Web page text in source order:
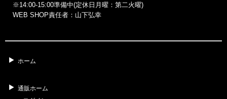
※14:00‐15:00準備中(定休日月曜：第二火曜)
WEB SHOP責任者：山下弘幸
ホーム
通販ホーム